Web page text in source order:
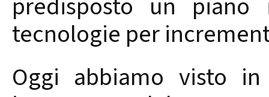
predisposto un piano
tecnologie per
Oggi abbiamo visto in